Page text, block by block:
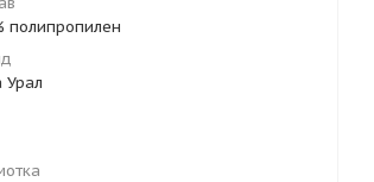
полипропилен
Урал